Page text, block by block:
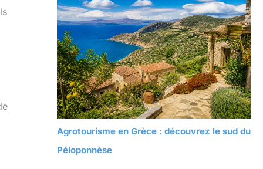
Agrotourisme en Grèce : découvrez le sud du
Péloponnèse